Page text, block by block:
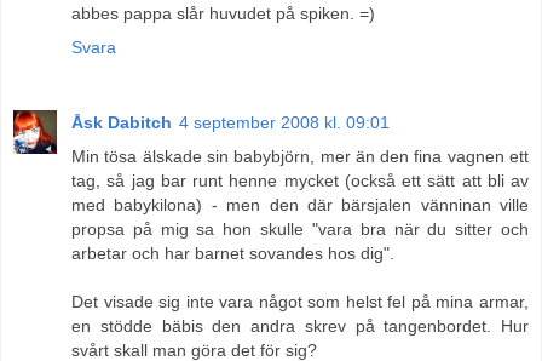
abbes pappa slår huvudet på spiken. =)
Svara
Åsk Dabitch 4 september 2008 kl. 09:01
Min tösa älskade sin babybjörn, mer än den fina vagnen ett
tag, så jag bar runt henne mycket (också ett sätt att bli av
med babykilona) - men den där bärsjalen vänninan ville
propsa på mig sa hon skulle "vara bra när du sitter och
arbetar och har barnet sovandes hos dig".
Det visade sig inte vara något som helst fel på mina armar,
en stödde bäbis den andra skrev på tangenbordet. Hur
svårt skall man göra det för sig?